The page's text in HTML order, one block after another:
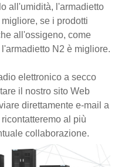
all'umidità, l'armadietto
se i prodotti
all'ossigeno, come
N2 è migliore.
elettronico a secco
il nostro sito Web
direttamente e-mail a
al più
collaborazione.